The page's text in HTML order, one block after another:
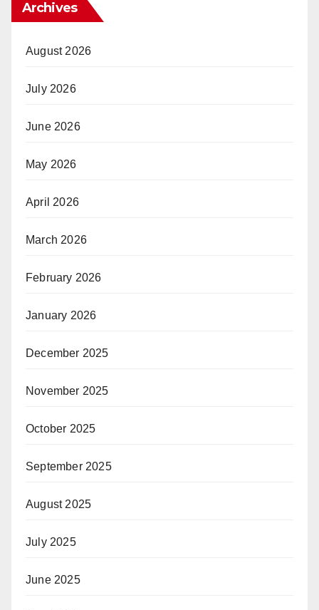
Archives
August 2026
July 2026
June 2026
May 2026
April 2026
March 2026
February 2026
January 2026
December 2025
November 2025
October 2025
September 2025
August 2025
July 2025
June 2025